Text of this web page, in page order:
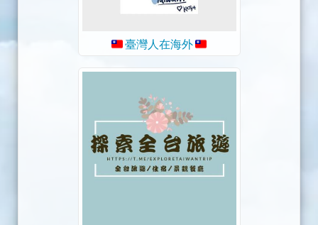
臺灣人在海外